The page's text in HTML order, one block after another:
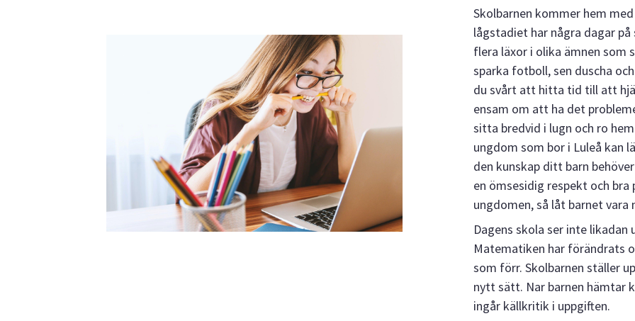
Skolbarnen kommer hem
lågstadiet har några dagar
flera läxor i olika ämnen som
sparka fotboll, sen duscha
du svårt att hitta tid till att
ensam om att ha det
sitta bredvid i lugn och ro
ungdom som bor i Luleå kan
den kunskap ditt barn
en ömsesidig respekt och
ungdomen, så låt barnet vara
Dagens skola ser inte likadan
Matematiken har förändrats
som förr. Skolbarnen ställer
nytt sätt. Nar barnen hämtar
ingår källkritik i uppgiften.